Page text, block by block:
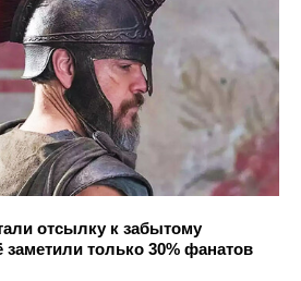
отсылку к забытому
заметили только 30% фанатов